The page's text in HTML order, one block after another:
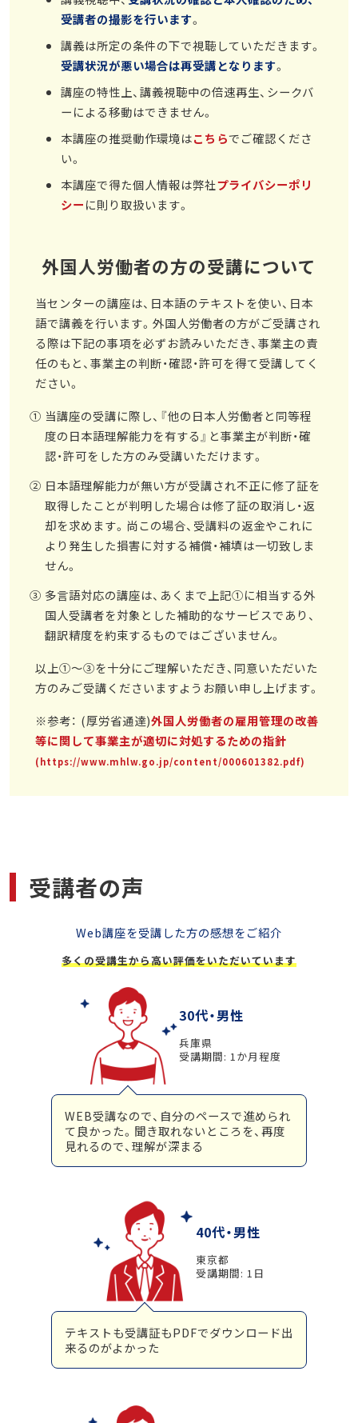
受講者の撮影を行います。
講義は所定の条件の下で視聴していただきます。
受講状況が悪い場合は再受講となります。
講座の特性上、講義視聴中の倍速再生、シークバ
ーによる移動はできません。
本講座の推奨動作環境はこちらでご確認くださ
い。
本講座で得た個人情報は弊社プライバシーポリ
シーに則り取扱います。
外国人労働者の方の受講について
当センターの講座は、日本語のテキストを使い、日本
語で講義を行います。外国人労働者の方がご受講され
る際は下記の事項を必ずお読みいただき、事業主の責
任のもと、事業主の判断・確認・許可を得て受講してく
ださい。
当講座の受講に際し、『他の日本人労働者と同等程
度の日本語理解能力を有する』と事業主が判断・確
認・許可をした方のみ受講いただけます。
日本語理解能力が無い方が受講され不正に修了証を
取得したことが判明した場合は修了証の取消し・返
却を求めます。尚この場合、受講料の返金やこれに
より発生した損害に対する補償・補填は一切致しま
せん。
多言語対応の講座は、あくまで上記①に相当する外
国人受講者を対象とした補助的なサービスであり、
翻訳精度を約束するものではございません。
以上①～③を十分にご理解いただき、同意いただいた
方のみご受講くださいますようお願い申し上げます。
※参考： (厚労省通達)外国人労働者の雇用管理の改善
等に関して事業主が適切に対処するための指針
(https://www.mhlw.go.jp/content/000601382.pdf)
受講者の声
Web講座を受講した方の感想をご紹介
多くの受講生から高い評価をいただいています
30代・男性
兵庫県
受講期間: 1か月程度
WEB受講なので、自分のペースで進められ
て良かった。聞き取れないところを、再度
見れるので、理解が深まる
40代・男性
東京都
受講期間: 1日
テキストも受講証もPDFでダウンロード出
来るのがよかった